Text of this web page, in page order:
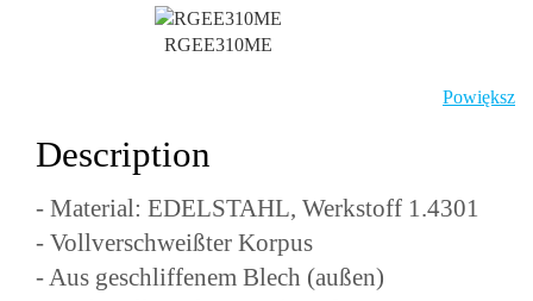
RGEE310ME
Powiększ
Description
- Material: EDELSTAHL, Werkstoff 1.4301
- Vollverschweißter Korpus
- Aus geschliffenem Blech (außen)